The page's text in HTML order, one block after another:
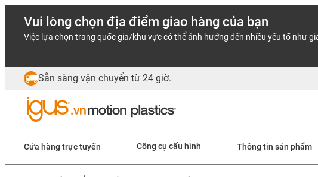
Vui lòng chọn địa điểm giao hàng của bạn
Việc lựa chọn trang quốc gia/khu vực có thể ảnh hưởng đến nhiều yếu tố như
Sẵn sàng vận chuyển từ 24 giờ.
Cửa hàng trực tuyến Công cụ cấu hình Thông tin sản phẩm